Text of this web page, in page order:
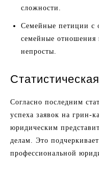
сложности.
Семейные петиции с
семейные отношения
непросты.
Согласно последним
успеха заявок на грин-
юридическим
делам. Это
профессиональной